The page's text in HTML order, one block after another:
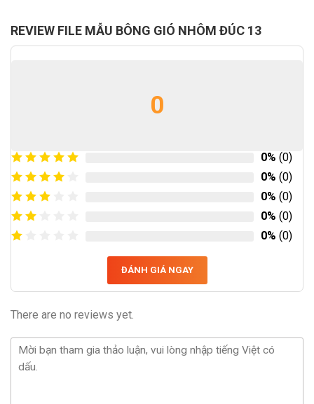
REVIEW FILE MẪU BÔNG GIÓ NHÔM ĐÚC 13
0
0% (0)
0% (0)
0% (0)
0% (0)
0% (0)
ĐÁNH GIÁ NGAY
There are no reviews yet.